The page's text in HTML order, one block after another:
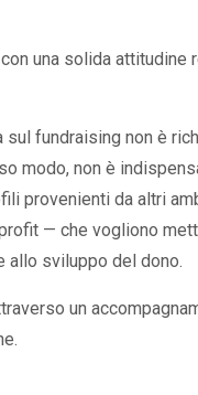
una solida
fundraising non è
modo, non è
provenienti da altri
— che vogliono
allo sviluppo del dono.
un